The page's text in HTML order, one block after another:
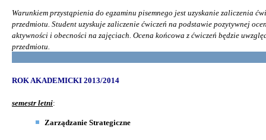
Warunkiem przystąpienia do egzaminu pisemnego jest uzyskanie zaliczenia
przedmiotu. Student uzyskuje zaliczenie ćwiczeń na podstawie pozytywnej
aktywności i obecności na zajęciach. Ocena końcowa z ćwiczeń będzie
przedmiotu.
ROK AKADEMICKI 2013/2014
semestr letni:
Zarządzanie Strategiczne